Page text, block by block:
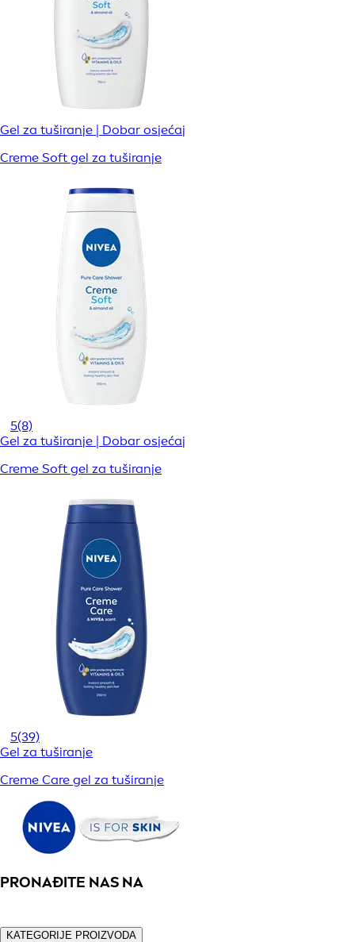
Gel za tuširanje | Dobar osjećaj
Creme Soft gel za tuširanje
5(8)
Gel za tuširanje | Dobar osjećaj
Creme Soft gel za tuširanje
5(39)
Gel za tuširanje
Creme Care gel za tuširanje
PRONAĐITE NAS NA
KATEGORIJE PROIZVODA